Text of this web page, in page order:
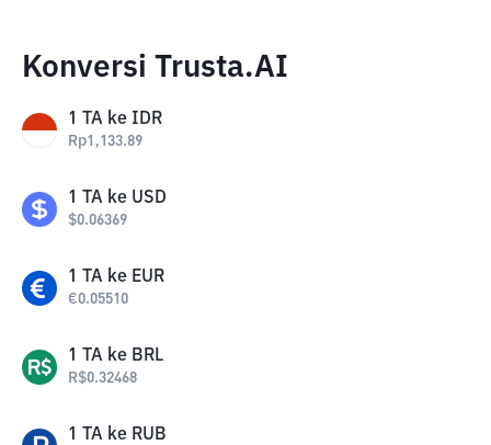
Konversi Trusta.AI
1 TA ke IDR
Rp1,133.89
1 TA ke USD
$0.06369
1 TA ke EUR
€0.05510
1 TA ke BRL
R$0.32468
1 TA ke RUB